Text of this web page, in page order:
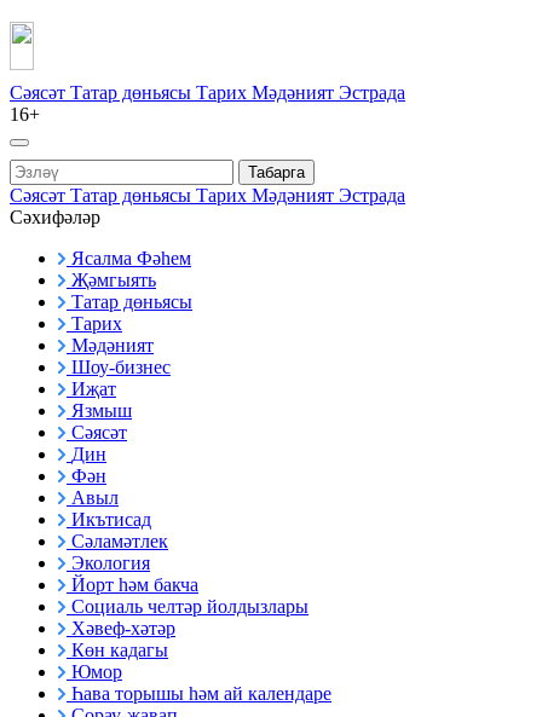
Сәясәт Татар дөньясы Тарих Мәдәният Эстрада
16+
Табарга
Сәясәт Татар дөньясы Тарих Мәдәният Эстрада
Сәхифәләр
Ясалма Фәһем
Җәмгыять
Татар дөньясы
Тарих
Мәдәният
Шоу-бизнес
Иҗат
Язмыш
Сәясәт
Дин
Фән
Авыл
Икътисад
Сәламәтлек
Экология
Йорт һәм бакча
Социаль челтәр йолдызлары
Хәвеф-хәтәр
Көн кадагы
Юмор
Һава торышы һәм ай календаре